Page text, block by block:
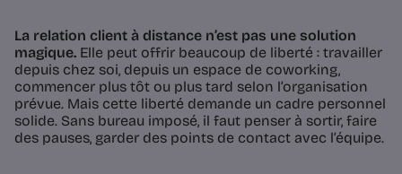
La relation client à distance n’est pas une solution
magique. Elle peut offrir beaucoup de liberté : travailler
depuis chez soi, depuis un espace de coworking,
commencer plus tôt ou plus tard selon l’organisation
prévue. Mais cette liberté demande un cadre personnel
solide. Sans bureau imposé, il faut penser à sortir, faire
des pauses, garder des points de contact avec l’équipe.